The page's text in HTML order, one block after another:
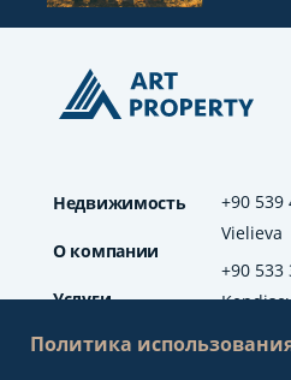
+90 539
Vielieva
+90 533
Недвижимость
О компании
Услуги
Отзывы
Политика использования